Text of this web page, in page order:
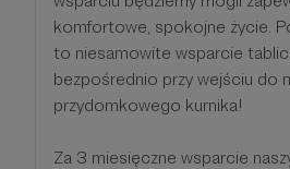
komfortowe, spokojne życie.
to niesamowite wsparcie
bezpośrednio przy wejściu do
przydomkowego kurnika!
Za 3 miesięczne wsparcie